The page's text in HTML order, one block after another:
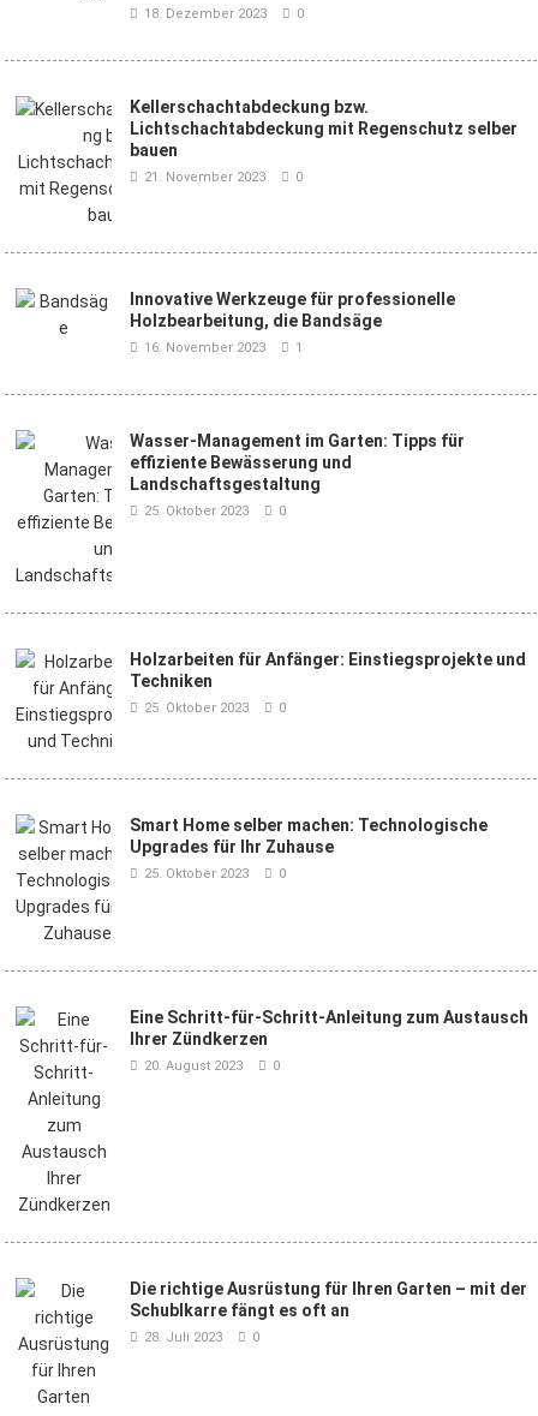
18. Dezember 2023 0
Kellerschachtabdeckung bzw.
Lichtschachtabdeckung mit Regenschutz selber
bauen
21. November 2023 0
Innovative Werkzeuge für professionelle
Holzbearbeitung, die Bandsäge
16. November 2023 1
Wasser-Management im Garten: Tipps für
effiziente Bewässerung und
Landschaftsgestaltung
25. Oktober 2023 0
Holzarbeiten für Anfänger: Einstiegsprojekte und
Techniken
25. Oktober 2023 0
Smart Home selber machen: Technologische
Upgrades für Ihr Zuhause
25. Oktober 2023 0
Eine Schritt-für-Schritt-Anleitung zum Austausch
Ihrer Zündkerzen
20. August 2023 0
Die richtige Ausrüstung für Ihren Garten – mit der
Schublkarre fängt es oft an
28. Juli 2023 0